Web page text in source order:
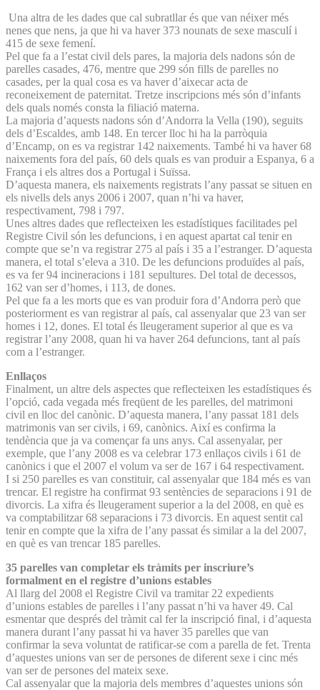
Una altra de les dades que cal subratllar és que van néixer més
nenes que nens, ja que hi va haver 373 nounats de sexe masculí i
415 de sexe femení.
Pel que fa a l’estat civil dels pares, la majoria dels nadons són de
parelles casades, 476, mentre que 299 són fills de parelles no
casades, per la qual cosa es va haver d’aixecar acta de
reconeixement de paternitat. Tretze inscripcions més són d’infants
dels quals només consta la filiació materna.
La majoria d’aquests nadons són d’Andorra la Vella (190), seguits
dels d’Escaldes, amb 148. En tercer lloc hi ha la parròquia
d’Encamp, on es va registrar 142 naixements. També hi va haver 68
naixements fora del país, 60 dels quals es van produir a Espanya, 6 a
França i els altres dos a Portugal i Suïssa.
D’aquesta manera, els naixements registrats l’any passat se situen en
els nivells dels anys 2006 i 2007, quan n’hi va haver,
respectivament, 798 i 797.
Unes altres dades que reflecteixen les estadístiques facilitades pel
Registre Civil són les defuncions, i en aquest apartat cal tenir en
compte que se’n va registrar 275 al país i 35 a l’estranger. D’aquesta
manera, el total s’eleva a 310. De les defuncions produïdes al país,
es va fer 94 incineracions i 181 sepultures. Del total de decessos,
162 van ser d’homes, i 113, de dones.
Pel que fa a les morts que es van produir fora d’Andorra però que
posteriorment es van registrar al país, cal assenyalar que 23 van ser
homes i 12, dones. El total és lleugerament superior al que es va
registrar l’any 2008, quan hi va haver 264 defuncions, tant al país
com a l’estranger.
Enllaços
Finalment, un altre dels aspectes que reflecteixen les estadístiques és
l’opció, cada vegada més freqüent de les parelles, del matrimoni
civil en lloc del canònic. D’aquesta manera, l’any passat 181 dels
matrimonis van ser civils, i 69, canònics. Així es confirma la
tendència que ja va començar fa uns anys. Cal assenyalar, per
exemple, que l’any 2008 es va celebrar 173 enllaços civils i 61 de
canònics i que el 2007 el volum va ser de 167 i 64 respectivament.
I si 250 parelles es van constituir, cal assenyalar que 184 més es van
trencar. El registre ha confirmat 93 sentències de separacions i 91 de
divorcis. La xifra és lleugerament superior a la del 2008, en què es
va comptabilitzar 68 separacions i 73 divorcis. En aquest sentit cal
tenir en compte que la xifra de l’any passat és similar a la del 2007,
en què es van trencar 185 parelles.
35 parelles van completar els tràmits per inscriure’s
formalment en el registre d’unions estables
Al llarg del 2008 el Registre Civil va tramitar 22 expedients
d’unions estables de parelles i l’any passat n’hi va haver 49. Cal
esmentar que després del tràmit cal fer la inscripció final, i d’aquesta
manera durant l’any passat hi va haver 35 parelles que van
confirmar la seva voluntat de ratificar-se com a parella de fet. Trenta
d’aquestes unions van ser de persones de diferent sexe i cinc més
van ser de persones del mateix sexe.
Cal assenyalar que la majoria dels membres d’aquestes unions són